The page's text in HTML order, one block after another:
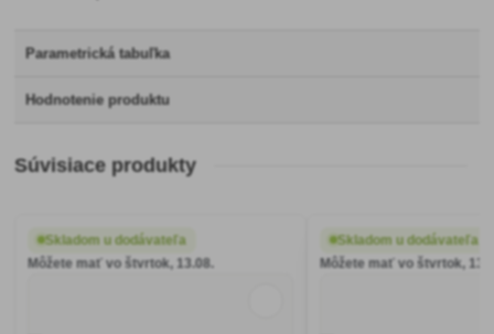
Parametrická tabuľka
Hodnotenie produktu
Súvisiace produkty
Skladom u dodávateľa
Môžete mať vo štvrtok, 13.08.
Skladom u dodávateľa
Môžete mať vo štvrtok,